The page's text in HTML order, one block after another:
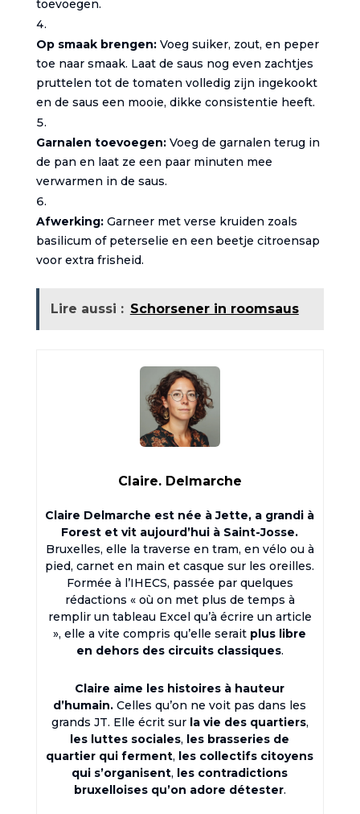
toevoegen.
Op smaak brengen:Voeg suiker, zout, en peper
toe naar smaak. Laat de saus nog even zachtjes
pruttelen tot de tomaten volledig zijn ingekookt
en de saus een mooie, dikke consistentie heeft.
Garnalen toevoegen:Voeg de garnalen terug in
de pan en laat ze een paar minuten mee
verwarmen in de saus.
Afwerking:Garneer met verse kruiden zoals
basilicum of peterselie en een beetje citroensap
voor extra frisheid.
Lire aussi : Schorsener in roomsaus
Claire. Delmarche
Claire Delmarche est née à Jette, a grandi à
Forest et vit aujourd’hui à Saint-Josse.
Bruxelles, elle la traverse en tram, en vélo ou à
pied, carnet en main et casque sur les oreilles.
Formée à l’IHECS, passée par quelques
rédactions « où on met plus de temps à
remplir un tableau Excel qu’à écrire un article
», elle a vite compris qu’elle serait plus libre
en dehors des circuits classiques.
Claire aime les histoires à hauteur
d’humain. Celles qu’on ne voit pas dans les
grands JT. Elle écrit sur la vie des quartiers,
les luttes sociales, les brasseries de
quartier qui ferment, les collectifs citoyens
qui s’organisent, les contradictions
bruxelloises qu’on adore détester.